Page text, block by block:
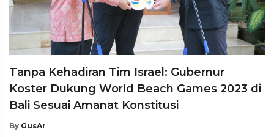
Tanpa Kehadiran Tim Israel: Gubernur
Koster Dukung World Beach Games 2023 di
Bali Sesuai Amanat Konstitusi
By GusAr